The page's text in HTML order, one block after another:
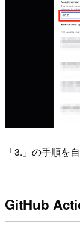
「3.」の手順を
GitHub